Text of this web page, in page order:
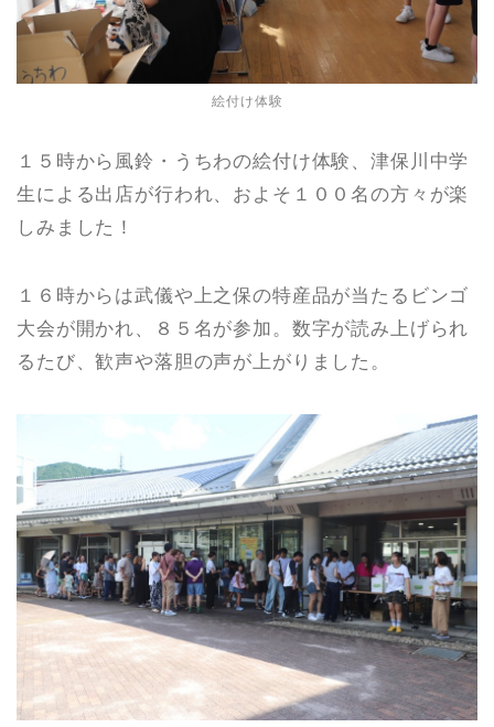
絵付け体験
１５時から風鈴・うちわの絵付け体験、津保川中学
生による出店が行われ、およそ１００名の方々が楽
しみました！
１６時からは武儀や上之保の特産品が当たるビンゴ
大会が開かれ、８５名が参加。数字が読み上げられ
るたび、歓声や落胆の声が上がりました。